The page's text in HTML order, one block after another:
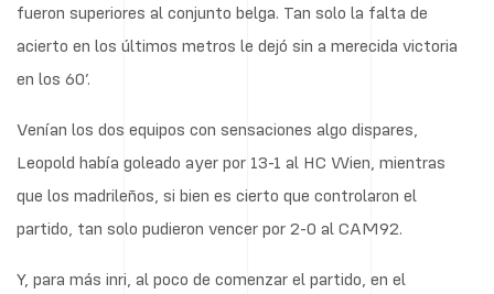
fueron superiores al conjunto belga. Tan solo la falta de
acierto en los últimos metros le dejó sin a merecida victoria
en los 60’.
Venían los dos equipos con sensaciones algo dispares,
Leopold había goleado ayer por 13-1 al HC Wien, mientras
que los madrileños, si bien es cierto que controlaron el
partido, tan solo pudieron vencer por 2-0 al CAM92.
Y, para más inri, al poco de comenzar el partido, en el